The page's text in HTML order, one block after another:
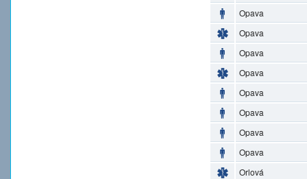
Opava
Opava
Opava
Opava
Opava
Opava
Opava
Opava
Orlová